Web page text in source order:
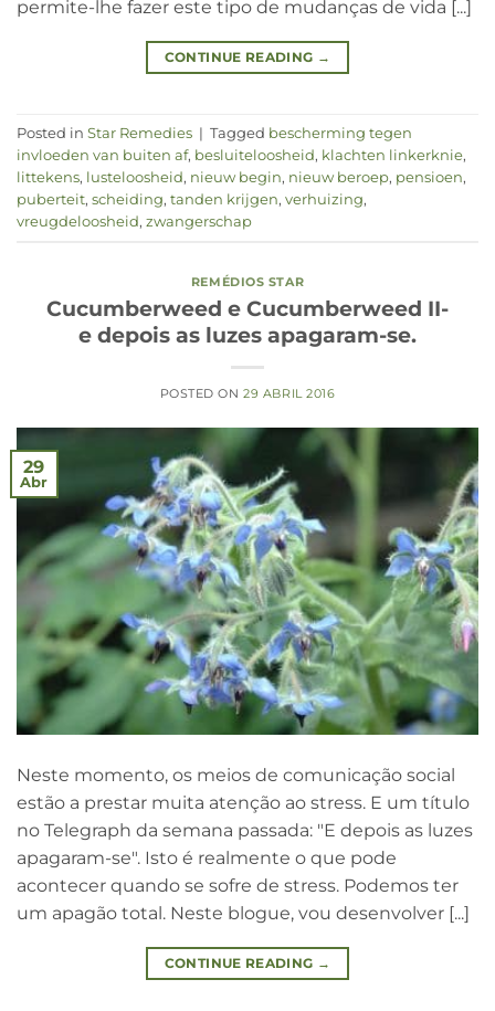
permite-lhe fazer este tipo de mudanças de vida [...]
CONTINUE READING →
Posted in Star Remedies | Tagged bescherming tegen
invloeden van buiten af, besluiteloosheid, klachten linkerknie,
littekens, lusteloosheid, nieuw begin, nieuw beroep, pensioen,
puberteit, scheiding, tanden krijgen, verhuizing,
vreugdeloosheid, zwangerschap
REMÉDIOS STAR
Cucumberweed e Cucumberweed II-
e depois as luzes apagaram-se.
POSTED ON29 ABRIL 2016
29
Abr
Neste momento, os meios de comunicação social
estão a prestar muita atenção ao stress. E um título
no Telegraph da semana passada: "E depois as luzes
apagaram-se". Isto é realmente o que pode
acontecer quando se sofre de stress. Podemos ter
um apagão total. Neste blogue, vou desenvolver [...]
CONTINUE READING →